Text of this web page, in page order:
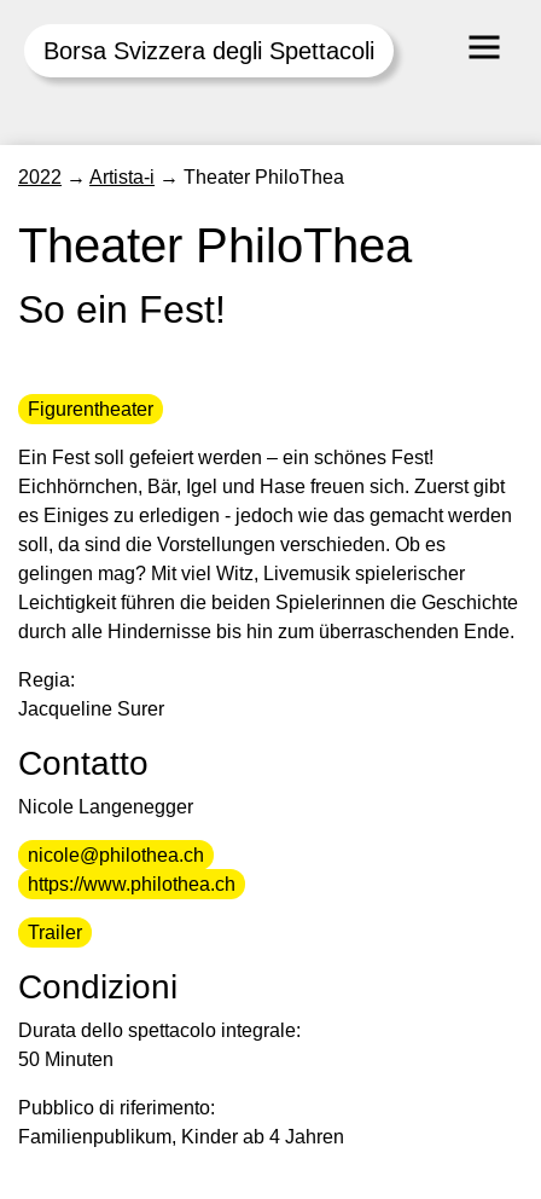
Borsa Svizzera degli Spettacoli
2022 → Artista-i → Theater PhiloThea
Theater PhiloThea
So ein Fest!
Figurentheater
Ein Fest soll gefeiert werden – ein schönes Fest!
Eichhörnchen, Bär, Igel und Hase freuen sich. Zuerst gibt
es Einiges zu erledigen - jedoch wie das gemacht werden
soll, da sind die Vorstellungen verschieden. Ob es
gelingen mag? Mit viel Witz, Livemusik spielerischer
Leichtigkeit führen die beiden Spielerinnen die Geschichte
durch alle Hindernisse bis hin zum überraschenden Ende.
Regia:
Jacqueline Surer
Contatto
Nicole Langenegger
nicole@philothea.ch
https://www.philothea.ch
Trailer
Condizioni
Durata dello spettacolo integrale:
50 Minuten
Pubblico di riferimento:
Familienpublikum, Kinder ab 4 Jahren